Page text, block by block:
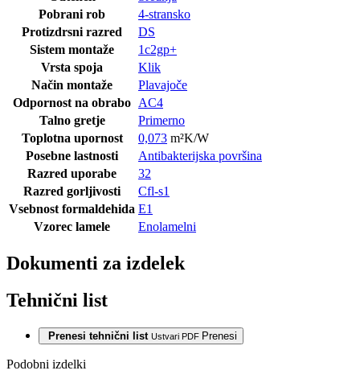
Pobrani rob
4-stransko
Protizdrsni razred
DS
Sistem montaže
1c2gp+
Vrsta spoja
Klik
Način montaže
Plavajoče
Odpornost na obrabo AC4
Talno gretje
Primerno
Toplotna upornost
0,073 m²K/W
Posebne lastnosti
Antibakterijska površina
Razred uporabe
32
Razred gorljivosti
Cfl-s1
Vsebnost formaldehida E1
Vzorec lamele
Enolamelni
Dokumenti za izdelek
Tehnični list
Prenesi tehnični list Ustvari PDF Prenesi
Podobni izdelki